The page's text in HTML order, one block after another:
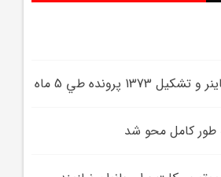
طور کامل محو شد